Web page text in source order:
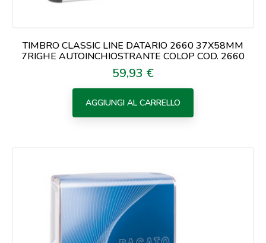
TIMBRO CLASSIC LINE DATARIO 2660 37X58MM
7RIGHE AUTOINCHIOSTRANTE COLOP COD. 2660
Prezzo
59,93 €
AGGIUNGI AL CARRELLO